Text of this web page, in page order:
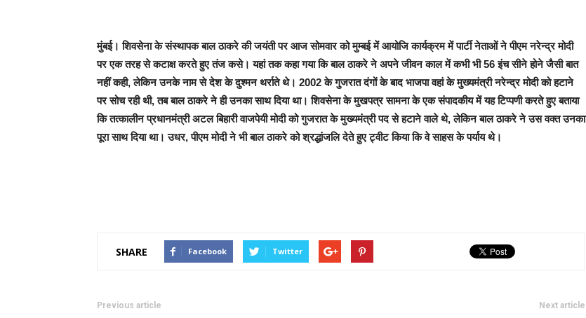
मुंबई। शिवसेना के संस्थापक बाल ठाकरे की जयंती पर आज सोमवार को मुम्बई में आयोजि कार्यक्रम में पार्टी नेताओं ने पीएम नरेन्द्र मोदी
पर एक तरह से कटाक्ष करते हुए तंज कसे। यहां तक कहा गया कि बाल ठाकरे ने अपने जीवन काल में कभी भी 56 इंच सीने होने जैसी बात
नहीं कही, लेकिन उनके नाम से देश के दुश्मन थर्राते थे। 2002 के गुजरात दंगों के बाद भाजपा वहां के मुख्यमंत्री नरेन्द्र मोदी को हटाने
पर सोच रही थी, तब बाल ठाकरे ने ही उनका साथ दिया था। शिवसेना के मुखपत्र सामना के एक संपादकीय में यह टिप्पणी करते हुए बताया
कि तत्कालीन प्रधानमंत्री अटल बिहारी वाजपेयी मोदी को गुजरात के मुख्यमंत्री पद से हटाने वाले थे, लेकिन बाल ठाकरे ने उस वक्त उनका
पूरा साथ दिया था। उधर, पीएम मोदी ने भी बाल ठाकरे को श्रद्धांजलि देते हुए ट्वीट किया कि वे साहस के पर्याय थे।
SHARE Facebook Twitter
Previous article Next article